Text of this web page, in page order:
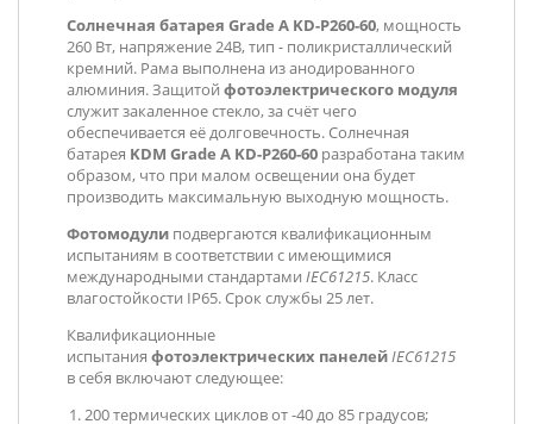
Солнечная батарея Grade A KD-P260-60, мощность
260 Вт, напряжение 24В, тип - поликристаллический
кремний. Рама выполнена из анодированного
алюминия. Защитой фотоэлектрического модуля
служит закаленное стекло, за счёт чего
обеспечивается её долговечность. Солнечная
батарея KDM Grade A KD-P260-60 разработана таким
образом, что при малом освещении она будет
производить максимальную выходную мощность.
Фотомодули подвергаются квалификационным
испытаниям в соответствии с имеющимися
международными стандартами IEC61215. Класс
влагостойкости IP65. Срок службы 25 лет.
Квалификационные
испытания фотоэлектрических панелейIEC61215
в себя включают следующее:
200 термических циклов от -40 до 85 градусов;